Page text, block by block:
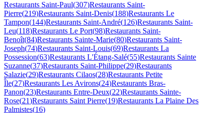
Restaurants Saint-Paul(307)Restaurants Saint-
Pierre(219)Restaurants Saint-Denis(188)Restaurants Le
Tampon(144)Restaurants Saint-André(126)Restaurants Saint-
Leu(118)Restaurants Le Port(98)Restaurants Saint-
Benoît(84)Restaurants Sainte-Marie(80)Restaurants Saint-
Joseph(74)Restaurants Saint-Louis(69)Restaurants La
Possession(63)Restaurants L'Étang-Salé(55)Restaurants Sainte
Suzanne(37)Restaurants Saint-Philippe(29)Restaurants
Salazie(29)Restaurants Cilaos(28)Restaurants Petite
Île(27)Restaurants Les Avirons(24)Restaurants Bras-
Panon(23)Restaurants Entre-Deux(22)Restaurants Sainte-
Rose(21)Restaurants Saint Pierre(19)Restaurants La Plaine Des
Palmistes(16)